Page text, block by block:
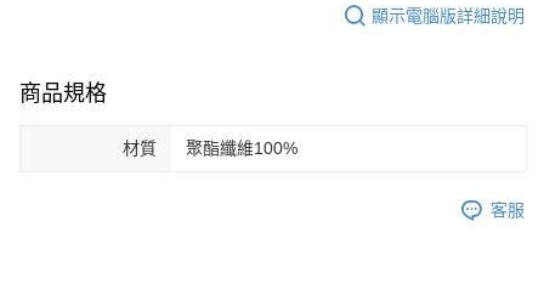
顯示電腦版詳細說明
商品規格
材質 聚酯纖維100%
客服